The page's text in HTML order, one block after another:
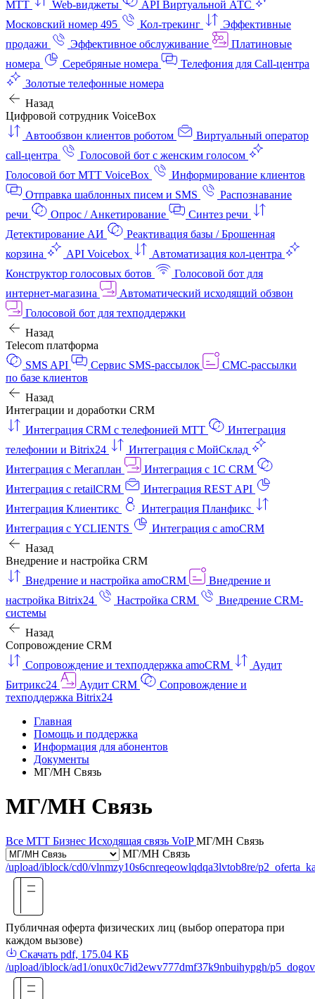
МТТ Web-виджеты
API Виртуальной АТС
Московский номер 495
Кол-трекинг
Эффективные
продажи
Эффективное обслуживание
Платиновые
номера
Серебряные номера
Телефония для Call-центра
Золотые телефонные номера
Назад
Цифровой сотрудник VoiceBox
Автообзвон клиентов роботом
Виртуальный оператор
call-центра
Голосовой бот с женским голосом
Голосовой бот МТТ VoiceBox
Информирование клиентов
Отправка шаблонных писем и SMS
Распознавание
речи
Опрос / Анкетирование
Синтез речи
Детектирование АИ
Реактивация базы / Брошенная
корзина
API Voicebox
Автоматизация кол‑центра
Конструктор голосовых ботов
Голосовой бот для
интернет‑магазина
Автоматический исходящий обзвон
Голосовой бот для техподдержки
Назад
Telecom платформа
SMS API
Сервис SMS-рассылок
СМС-рассылки
по базе клиентов
Назад
Интеграции и доработки CRM
Интеграция CRM с телефонией МТТ
Интеграция
телефонии и Bitrix24
Интеграция с МойСклад
Интеграция с Мегаплан
Интеграция с 1C CRM
Интеграция с retailCRM
Интеграция REST API
Интеграция Клиентикс
Интеграция Планфикс
Интеграция с YCLIENTS
Интеграция с amoCRM
Назад
Внедрение и настройка CRM
Внедрение и настройка amoCRM
Внедрение и
настройка Bitrix24
Настройка CRM
Внедрение CRM-
системы
Назад
Сопровождение CRM
Сопровождение и техподдержка amoCRM
Аудит
Битрикс24
Аудит CRM
Сопровождение и
техподдержка Bitrix24
Главная
Помощь и поддержка
Информация для абонентов
Документы
МГ/МН Связь
МГ/МН Связь
Все МТТ Бизнес Исходящая связь VoIP МГ/МН Связь
МГ/МН Связь
/upload/iblock/cd0/vlnmzy10s6cnreqeowlqdqa3lvtob8re/
Публичная оферта физических лиц (выбор оператора при
каждом вызове)
Скачать pdf, 175.04 КБ
/upload/iblock/ad1/onux0c7id2ewv777dmf37k9nbuihypgh/